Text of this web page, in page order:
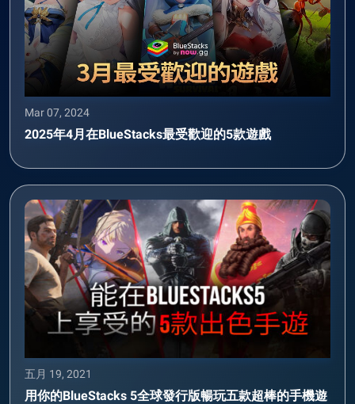
Mar 07, 2024
2025年4月在BlueStacks最受歡迎的5款遊戲
五月 19, 2021
用你的BlueStacks 5全球發行版暢玩五款超棒的手機遊